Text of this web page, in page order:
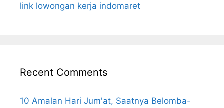
link lowongan kerja indomaret
Recent Comments
10 Amalan Hari Jum'at, Saatnya Belomba-